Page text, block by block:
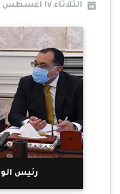
الثلاثاء ١٧ اغسطس ٢٠٢١
رئيس